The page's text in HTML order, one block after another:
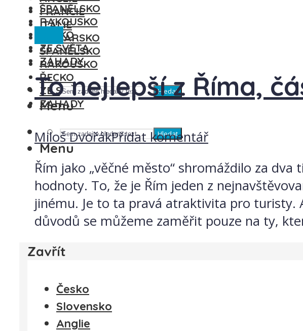
FRANCIE
ITÁLIE
MAĎARSKO
ŠPANĚLSKO
RAKOUSKO
ŘECKO
ZE SVĚTA
ZÁHADY
Hledat
Menu
ŠPANĚLSKO
RAKOUSKO
ŘECKO
ZE SVĚTA
ZÁHADY
Hledat
Menu
To nejlepší z Říma,
Miloš DvořákPřidat komentář
Řím jako „věčné město“ shromáždilo za
hodnoty. To, že je Řím jeden z
jinému. Je to ta pravá atraktivita pro turisty.
důvodů se můžeme zaměřit pouze na ty,
Zavřít
Česko
Slovensko
Anglie